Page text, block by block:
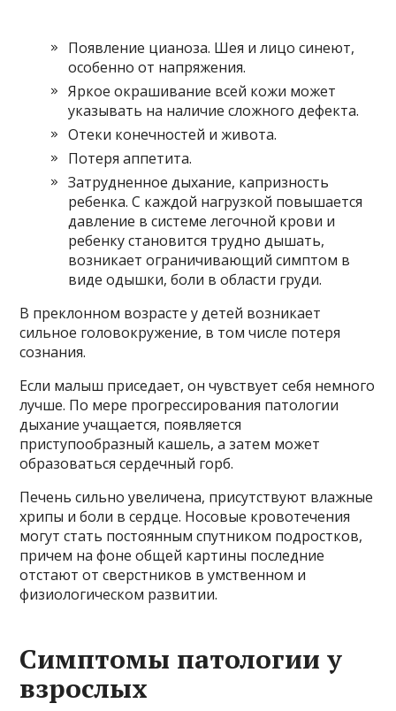
Появление цианоза. Шея и лицо синеют,
особенно от напряжения.
Яркое окрашивание всей кожи может
указывать на наличие сложного дефекта.
Отеки конечностей и живота.
Потеря аппетита.
Затрудненное дыхание, капризность
ребенка. С каждой нагрузкой повышается
давление в системе легочной крови и
ребенку становится трудно дышать,
возникает ограничивающий симптом в
виде одышки, боли в области груди.
В преклонном возрасте у детей возникает
сильное головокружение, в том числе потеря
сознания.
Если малыш приседает, он чувствует себя немного
лучше. По мере прогрессирования патологии
дыхание учащается, появляется
приступообразный кашель, а затем может
образоваться сердечный горб.
Печень сильно увеличена, присутствуют влажные
хрипы и боли в сердце. Носовые кровотечения
могут стать постоянным спутником подростков,
причем на фоне общей картины последние
отстают от сверстников в умственном и
физиологическом развитии.
Симптомы патологии у
взрослых